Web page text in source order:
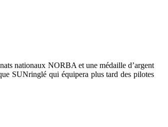
nationaux NORBA et une médaille d’argent
SUNringlé qui équipera plus tard des pilotes